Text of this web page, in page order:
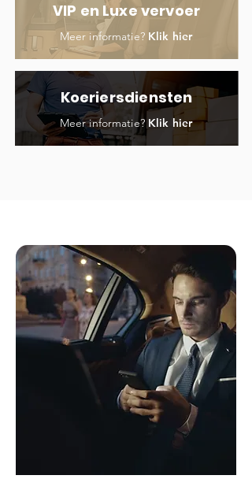
VIP en Luxe vervoer
Meer informatie? Klik hier
Koeriersdiensten
Meer informatie? Klik hier